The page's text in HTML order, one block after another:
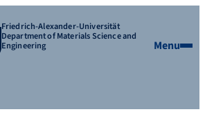
Friedrich-Alexander-Universität
Department of Materials Science and
Engineering Menu